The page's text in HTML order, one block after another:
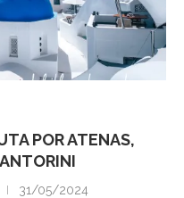
POR ATENAS,
31/05/2024